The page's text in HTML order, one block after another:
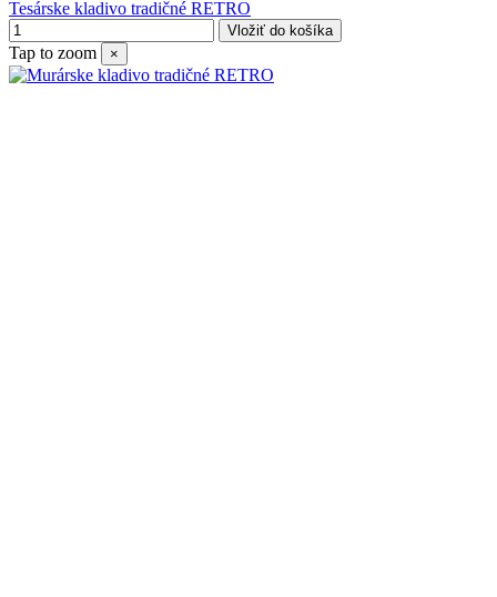
Tesárske kladivo tradičné RETRO
Vložiť do košíka
Tap to zoom ×